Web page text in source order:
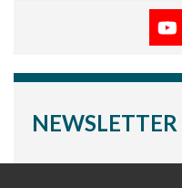
NEWSLETTER